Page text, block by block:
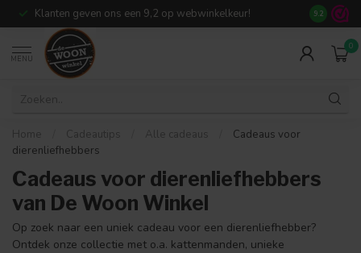
Klanten geven ons een 9,2 op webwinkelkeur! Meer dan
9.2
MENU
0
Home Cadeautips Alle cadeaus
Cadeaus voor
dierenliefhebbers
Cadeaus voor dierenliefhebbers
van De Woon Winkel
Op zoek naar een uniek cadeau voor een dierenliefhebber?
Ontdek onze collectie met o.a. kattenmanden, unieke